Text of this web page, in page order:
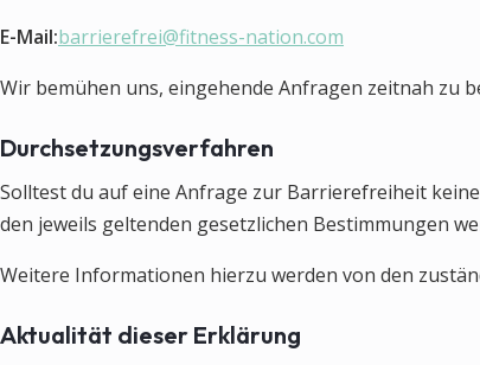
E-Mail:barrierefrei@fitness-nation.com
Wir bemühen uns, eingehende Anfragen zeitnah zu
Durchsetzungsverfahren
Solltest du auf eine Anfrage zur Barrierefreiheit
den jeweils geltenden gesetzlichen Bestimmungen
Weitere Informationen hierzu werden von den
Aktualität dieser Erklärung